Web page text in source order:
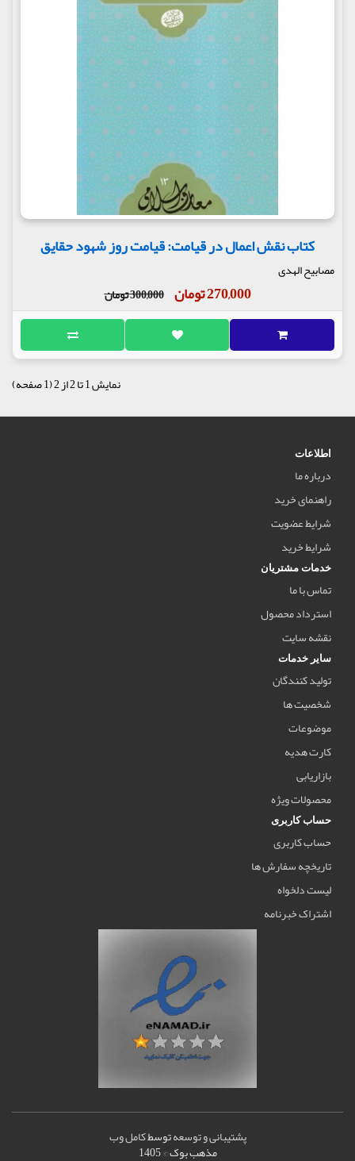
کتاب نقش اعمال در قیامت: قیامت روز شهود حقایق
مصابیح الهدی
270,000 تومان 300,000 تومان
نمایش 1 تا 2 از 2 (1 صفحه)
اطلاعات
درباره ما
راهنمای خرید
شرایط عضویت
شرایط خرید
خدمات مشتریان
تماس با ما
استرداد محصول
نقشه سایت
سایر خدمات
تولید کنندگان
شخصیت ها
موضوعات
کارت هدیه
بازاریابی
محصولات ویژه
حساب کاربری
حساب کاربری
تاریخچه سفارش ها
لیست دلخواه
اشتراک خبرنامه
پشتیبانی و توسعهتوسطکامل وب
مذهب بوک © 1405